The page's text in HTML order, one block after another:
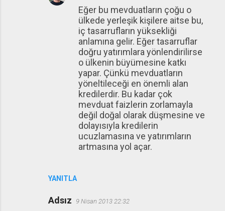
YANITLA
Eğer bu mevduatların çoğu o
ülkede yerleşik kişilere aitse bu,
iç tasarrufların yüksekliği
anlamına gelir. Eğer tasarruflar
doğru yatırımlara yönlendirilirse
o ülkenin büyümesine katkı
yapar. Çünkü mevduatların
yöneltileceği en önemli alan
kredilerdir. Bu kadar çok
mevduat faizlerin zorlamayla
değil doğal olarak düşmesine ve
dolayısıyla kredilerin
ucuzlamasına ve yatırımların
artmasına yol açar.
Adsız 9 Nisan 2013 22:32